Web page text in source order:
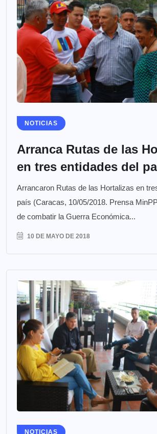
NOTICIAS
Arranca Rutas de las
en tres entidades del
Arrancaron Rutas de las Hortalizas en
país (Caracas, 10/05/2018. Prensa
de combatir la Guerra Económica...
10 DE MAYO DE 2018
NOTICIAS